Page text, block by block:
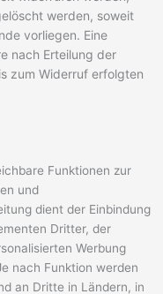
werden, soweit
vorliegen. Eine
nach Erteilung der
zum Widerruf erfolgten
Funktionen zur
und
dient der Einbindung
Dritter, der
Werbung
nach Funktion werden
an Dritte in Ländern, in